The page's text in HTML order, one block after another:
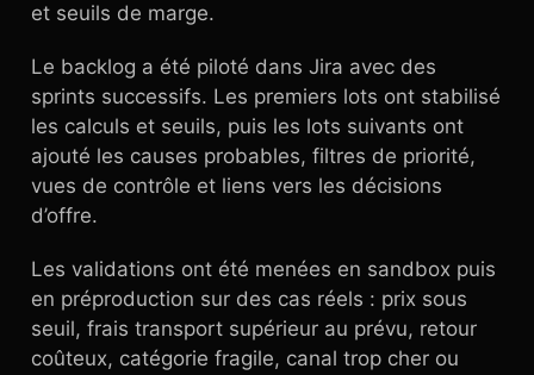
et seuils de marge.
Le backlog a été piloté dans Jira avec des
sprints successifs. Les premiers lots ont stabilisé
les calculs et seuils, puis les lots suivants ont
ajouté les causes probables, filtres de priorité,
vues de contrôle et liens vers les décisions
d’offre.
Les validations ont été menées en sandbox puis
en préproduction sur des cas réels : prix sous
seuil, frais transport supérieur au prévu, retour
coûteux, catégorie fragile, canal trop cher ou